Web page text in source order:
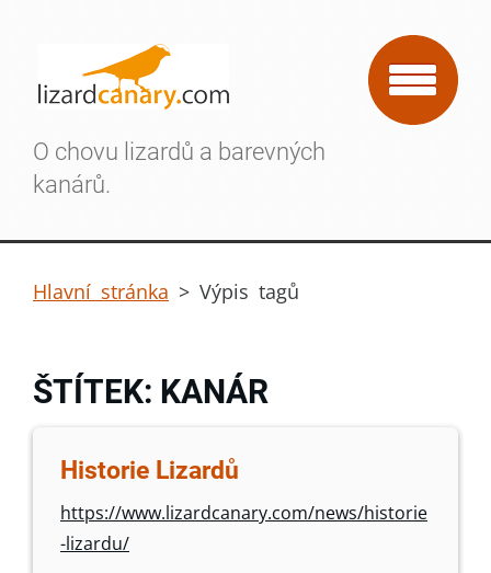
O chovu lizardů a barevných
kanárů.
Hlavní stránka > Výpis tagů
ŠTÍTEK: KANÁR
Historie Lizardů
https://www.lizardcanary.com/news/historie
-lizardu/